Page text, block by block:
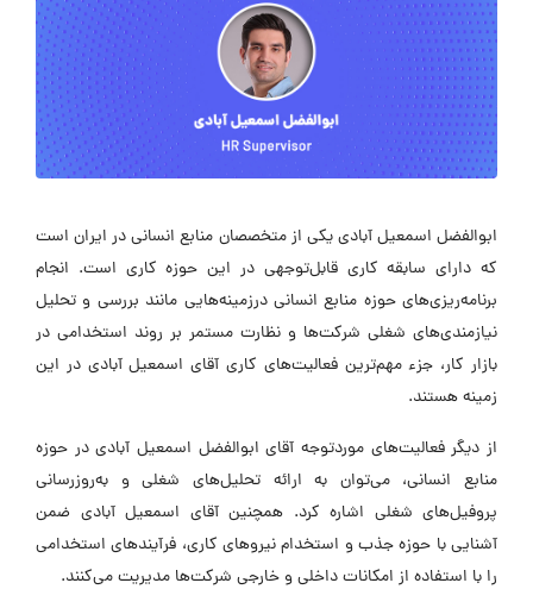
ابوالفضل اسمعیل آبادی یکی از متخصصان منابع انسانی در ایران است
که دارای سابقه کاری قابل‌توجهی در این حوزه کاری است. انجام
برنامه‌ریزی‌های حوزه منابع انسانی درزمینه‌هایی مانند بررسی و تحلیل
نیازمندی‌های شغلی شرکت‌ها و نظارت مستمر بر روند استخدامی در
بازار کار، جزء مهم‌ترین فعالیت‌های کاری آقای اسمعیل آبادی در این
زمینه هستند.
از دیگر فعالیت‌های موردتوجه آقای ابوالفضل اسمعیل آبادی در حوزه
منابع انسانی، می‌توان به ارائه تحلیل‌های شغلی و به‌روزرسانی
پروفیل‌های شغلی اشاره کرد. همچنین آقای اسمعیل آبادی ضمن
آشنایی با حوزه جذب و استخدام نیروهای کاری، فرآیندهای استخدامی
را با استفاده از امکانات داخلی و خارجی شرکت‌ها مدیریت می‌کنند.